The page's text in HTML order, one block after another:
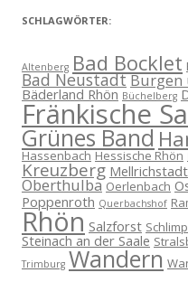
SCHLAGWÖRTER:
Altenberg Bad Bocklet
Bad NeustadtBurgen
Bäderland Rhön Büchelberg
Fränkische
Grünes Band
Hassenbach Hessische Rhön
Kreuzberg Mellrichstadt
Oberthulba Oerlenbach
Poppenroth Querbachshof
Rhön Salzforst
Steinach an der Saale
Trimburg Wandern